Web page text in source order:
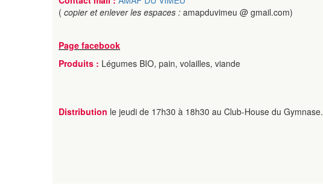
( copier et enlever les espaces : amapduvimeu @ gmail.com)
Page facebook
Produits : Légumes BIO, pain, volailles, viande
Distribution le jeudi de 17h30 à 18h30 au Club-House du Gymnase.